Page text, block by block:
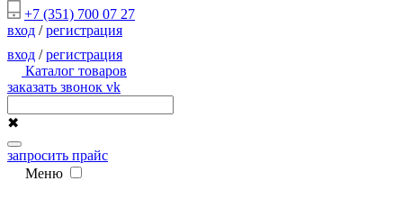
+7 (351) 700 07 27
вход /регистрация
вход /регистрация
Каталог товаров
заказать звонок vk
✖
запросить прайс
Меню